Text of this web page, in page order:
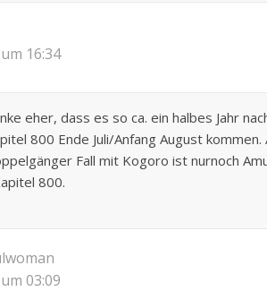
16:34
eher, dass es so ca. ein halbes Jahr
800 Ende Juli/Anfang August
Fall mit Kogoro ist nurnoch
800.
03:09